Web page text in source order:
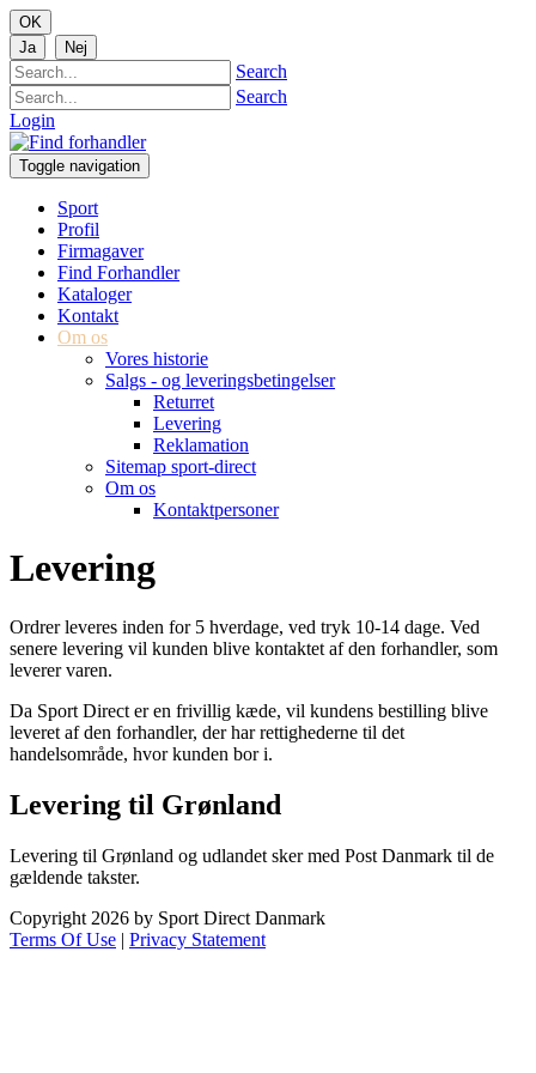
Search
Search
Login
Toggle navigation
Sport
Profil
Firmagaver
Find Forhandler
Kataloger
Kontakt
Om os
Vores historie
Salgs - og leveringsbetingelser
Returret
Levering
Reklamation
Sitemap sport-direct
Om os
Kontaktpersoner
Levering
Ordrer leveres inden for 5 hverdage, ved tryk 10-14 dage. Ved
senere levering vil kunden blive kontaktet af den forhandler, som
leverer varen.
Da Sport Direct er en frivillig kæde, vil kundens bestilling blive
leveret af den forhandler, der har rettighederne til det
handelsområde, hvor kunden bor i.
Levering til Grønland
Levering til Grønland og udlandet sker med Post Danmark til de
gældende takster.
Copyright 2026 by Sport Direct Danmark
Terms Of Use | Privacy Statement